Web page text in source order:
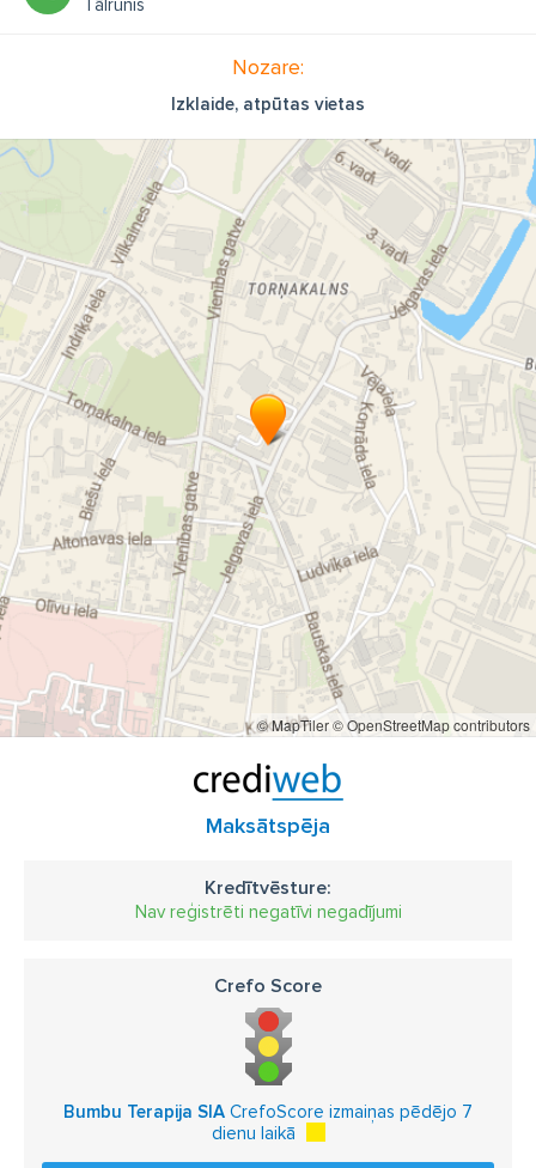
Tālrunis
Nozare:
Izklaide, atpūtas vietas
© MapTiler© OpenStreetMap contributors
Maksātspēja
Kredītvēsture:
Nav reģistrēti negatīvi negadījumi
Crefo Score
Bumbu Terapija SIA CrefoScore izmaiņas pēdējo 7
dienu laikā